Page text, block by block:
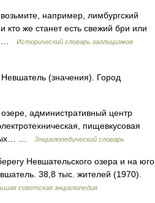
например, лимбургский
же станет есть свежий бри или
…
Исторический словарь галлицизмов
(значения). Город
административный центр
пищевкусовая
…
Энциклопедический словарь
Невшательского озера и на юго
38,8 тыс. жителей (1970).
советская энциклопедия